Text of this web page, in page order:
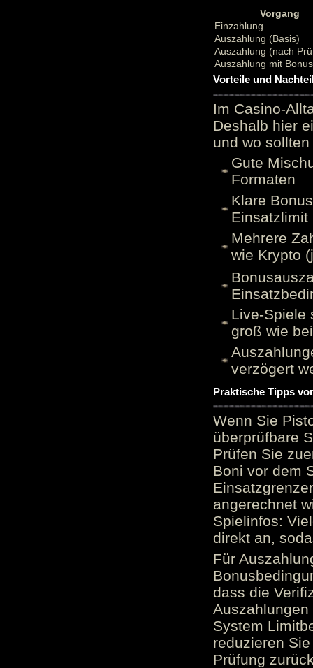
Vorgang
Einzahlung
Auszahlung (Basis)
Auszahlung (nach
Auszahlung mit
Vorteile und
Im Casino-
Deshalb hier
und wo
Gute
Formaten
Klare
Einsatzlimit
Mehrere
wie Krypto
Live-Spiele
groß wie
verzögert
Praktische Tipps
Wenn Sie
überprüfbare
Prüfen Sie
Boni vor dem
angerechnet
Spielinfos:
direkt an,
Für
dass die
System
reduzieren
Prüfung